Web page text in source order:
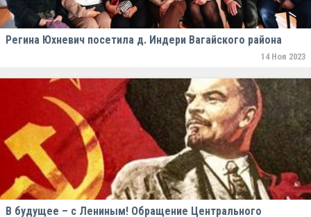
Регина Юхневич посетила д. Индери Вагайского района
14 Ноя 2023
В будущее – с Лениным! Обращение Центрального